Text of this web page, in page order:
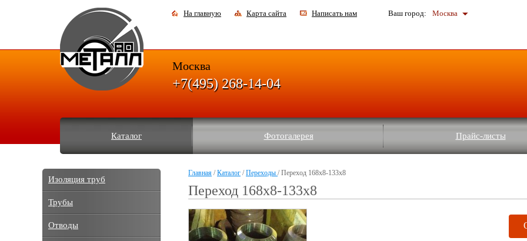
На главную Карта сайта Написать нам Ваш город: Москва
Каталог Фотогалерея Прайс-листы
Москва
+7(495) 268-14-04
Главная /Каталог /Переходы / Переход 168х8-133х8
Переход 168х8-133х8
Изоляция труб
Трубы
Отводы